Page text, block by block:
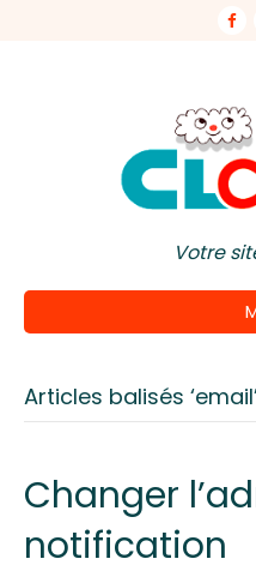
Votre
Articles balisés
Changer
notification